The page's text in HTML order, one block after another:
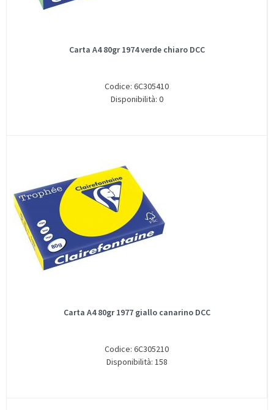
Carta A4 80gr 1974 verde chiaro DCC
Codice: 6C305410
Disponibilità: 0
Carta A4 80gr 1977 giallo canarino DCC
Codice: 6C305210
Disponibilità: 158